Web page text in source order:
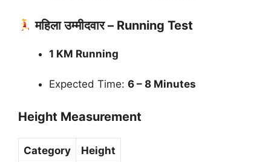
महिला उम्मीदवार – Running Test
1 KM Running
Expected Time: 6 – 8 Minutes
Height Measurement
Category Height